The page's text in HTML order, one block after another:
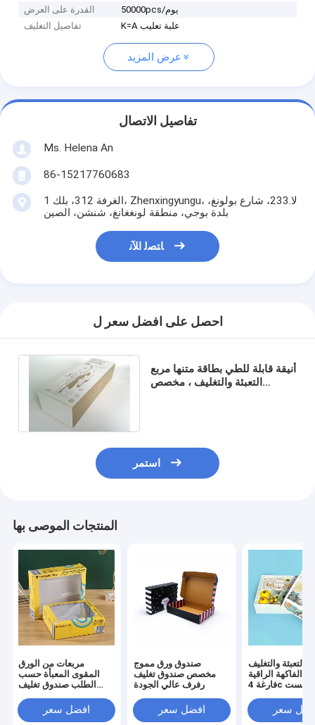
القدرة على العرض
50000pcs/يوم
تفاصيل التغليف
K=A علبة تعليب
عرض المزيد
تفاصيل الاتصال
Ms. Helena An
86-15217760683
الغرفة 312، بلك 1، Zhenxingyungu، لا.233، شارع بولونغ،
بلدة بوجي، منطقة لونغغانغ، شنشن، الصين
ﺎﺘﺼﻟ ﺍﻶﻧ
احصل على افضل سعر ل
أنيقة قابلة للطي بطاقة متنها مربع
التعبئة والتغليف ، مخصص
استمر
المنتجات الموصى بها
مربعات من الورق
المقوى المعبأة حسب
الطلب صندوق تغليف
افضل سعر
صندوق ورق مموج
مخصص صندوق تغليف
رفرف عالي الجودة
افضل سعر
التعبئة والتغليف
الفاكهة الراقية
فارغة 4c طباعة أوفست
سعر